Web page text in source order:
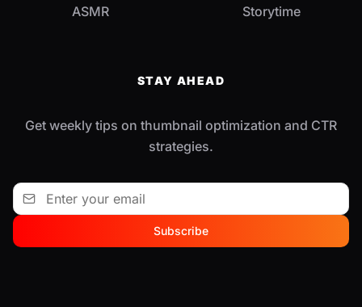
ASMR
Storytime
STAY AHEAD
Get weekly tips on thumbnail optimization and CTR
strategies.
Subscribe